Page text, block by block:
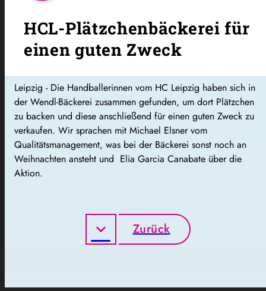
HCL-Plätzchenbäckerei für
einen guten Zweck
Leipzig - Die Handballerinnen vom HC Leipzig haben sich in
der Wendl-Bäckerei zusammen gefunden, um dort Plätzchen
zu backen und diese anschließend für einen guten Zweck zu
verkaufen. Wir sprachen mit Michael Elsner vom
Qualitätsmanagement, was bei der Bäckerei sonst noch an
Weihnachten ansteht und Elia Garcia Canabate über die
Aktion.
Zurück